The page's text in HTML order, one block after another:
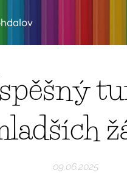
09.06.2025